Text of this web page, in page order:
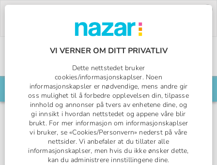
Bruk rabattkoden:PW26.
Nazar logo
Norges All Inclusive-spesialist
Søk din reise her
VI VERNER OM DITT PRIVATLIV
Dette nettstedet bruker
cookies/informasjonskaplser. Noen
informasjonskapsler er nødvendige, mens andre gir
oss mulighet til å forbedre opplevelsen din, tilpasse
innhold og annonser på tvers av enhetene dine, og
gi innsikt i hvordan nettstedet og appene våre blir
brukt. For mer informasjon om informasjonskaplser
vi bruker, se «Cookies/Personvern» nederst på våre
nettsider. Vi anbefaler at du tillater alle
informasjonskaplser, men hvis du ikke ønsker dette,
kan du administrere innstillingene dine.